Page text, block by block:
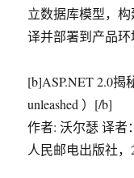
立数据库模型，
译并部署到产品环
[b]ASP.NET 2.0揭
unleashed ）[/b]
作者: 沃尔瑟 译者
人民邮电出版社，